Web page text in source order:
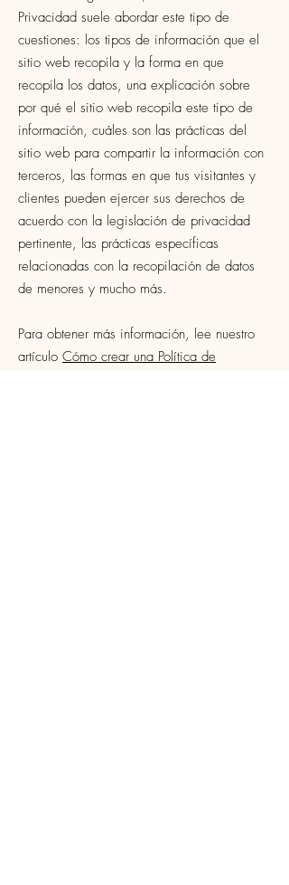
Privacidad suele abordar este tipo de
cuestiones: los tipos de información que el
sitio web recopila y la forma en que
recopila los datos, una explicación sobre
por qué el sitio web recopila este tipo de
información, cuáles son las prácticas del
sitio web para compartir la información con
terceros, las formas en que tus visitantes y
clientes pueden ejercer sus derechos de
acuerdo con la legislación de privacidad
pertinente, las prácticas específicas
relacionadas con la recopilación de datos
de menores y mucho más.
Para obtener más información, lee nuestro
artículo Cómo crear una Política de